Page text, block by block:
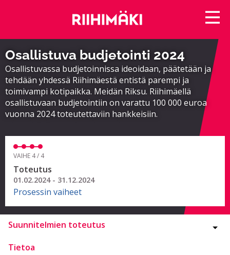
Osallistuva budjetointi 2024
Osallistuvassa budjetoinnissa ideoidaan, päätetään ja
tehdään yhdessä Riihimäestä entistä parempi ja
toimivampi kotipaikka. Meidän Riksu. Riihimäellä
osallistuvaan budjetointiin on varattu 100 000 euroa
vuonna 2024 toteutettaviin hankkeisiin.
VAIHE 4 / 4
Toteutus
01.02.2024 - 31.12.2024
Prosessin vaiheet
Suunnitelmien toteutus
Tietoa